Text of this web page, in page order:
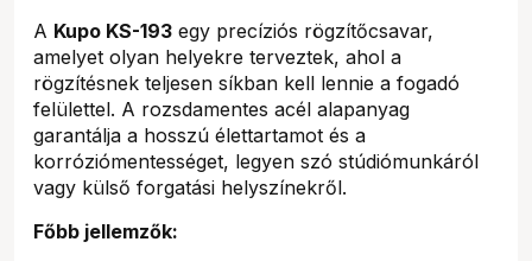
A Kupo KS-193 egy precíziós rögzítőcsavar,
amelyet olyan helyekre terveztek, ahol a
rögzítésnek teljesen síkban kell lennie a fogadó
felülettel. A rozsdamentes acél alapanyag
garantálja a hosszú élettartamot és a
korróziómentességet, legyen szó stúdiómunkáról
vagy külső forgatási helyszínekről.
Főbb jellemzők: